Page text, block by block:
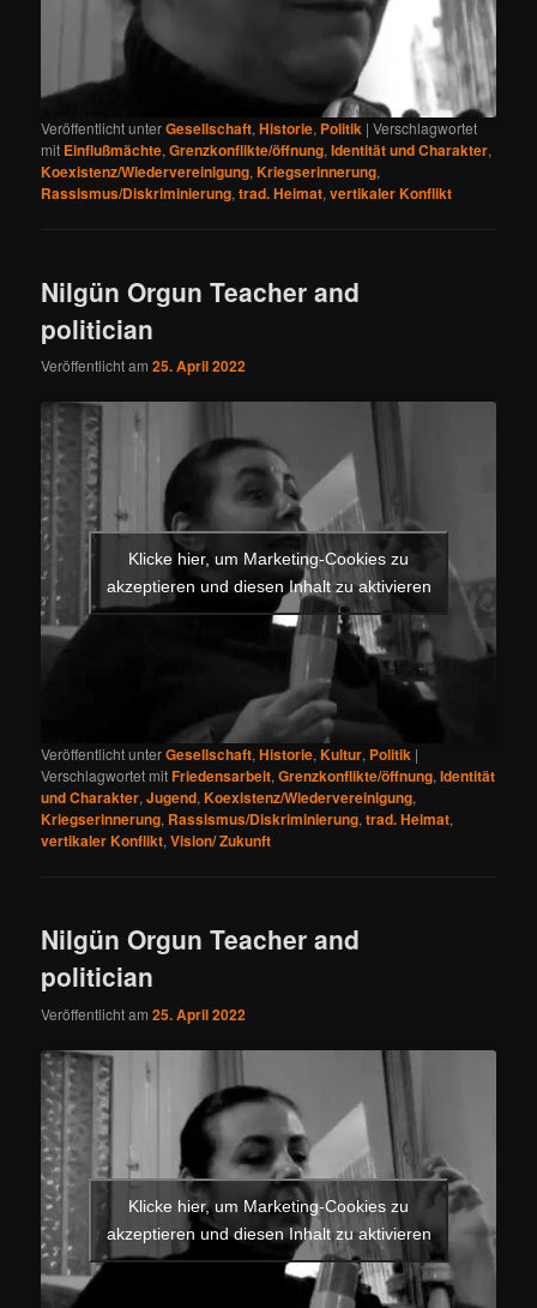
Veröffentlicht unterGesellschaft,Historie, Politik |Verschlagwortet
mit Einflußmächte,Grenzkonflikte/öffnung,Identität und Charakter,
Koexistenz/Wiedervereinigung,Kriegserinnerung,
Rassismus/Diskriminierung,trad. Heimat,vertikaler Konflikt
Nilgün Orgun Teacher and
politician
Veröffentlicht am25. April 2022
Klicke hier, um Marketing-Cookies zu
akzeptieren und diesen Inhalt zu aktivieren
Veröffentlicht unterGesellschaft,Historie,Kultur, Politik |
Verschlagwortet mitFriedensarbeit,Grenzkonflikte/öffnung,Identität
und Charakter,Jugend,Koexistenz/Wiedervereinigung,
Kriegserinnerung, Rassismus/Diskriminierung,trad. Heimat,
vertikaler Konflikt,Vision/ Zukunft
Nilgün Orgun Teacher and
politician
Veröffentlicht am25. April 2022
Klicke hier, um Marketing-Cookies zu
akzeptieren und diesen Inhalt zu aktivieren